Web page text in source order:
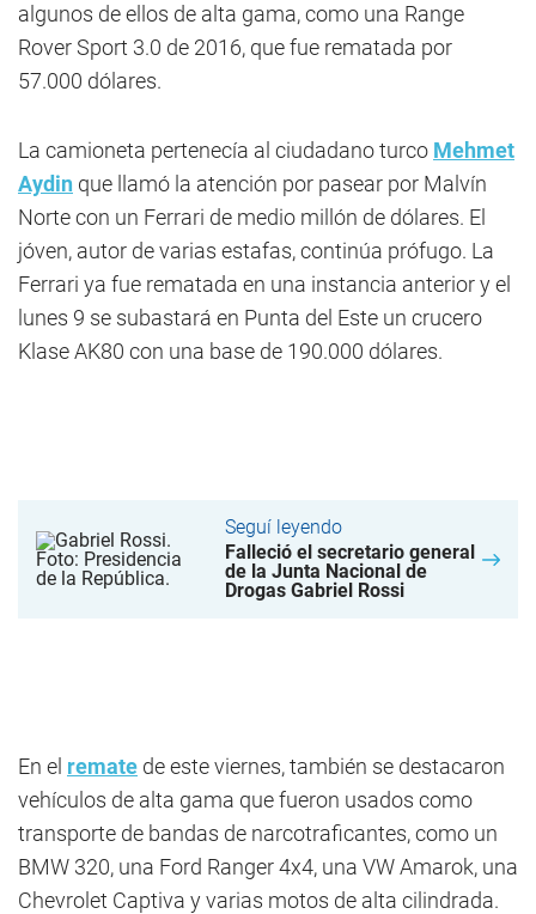
algunos de ellos de alta gama, como una Range
Rover Sport 3.0 de 2016, que fue rematada por
57.000 dólares.
La camioneta pertenecía al ciudadano turco Mehmet
Aydin que llamó la atención por pasear por Malvín
Norte con un Ferrari de medio millón de dólares. El
jóven, autor de varias estafas, continúa prófugo. La
Ferrari ya fue rematada en una instancia anterior y el
lunes 9 se subastará en Punta del Este un crucero
Klase AK80 con una base de 190.000 dólares.
Seguí leyendo
Falleció el secretario general
de la Junta Nacional de
Drogas Gabriel Rossi
En el remate de este viernes, también se destacaron
vehículos de alta gama que fueron usados como
transporte de bandas de narcotraficantes, como un
BMW 320, una Ford Ranger 4x4, una VW Amarok, una
Chevrolet Captiva y varias motos de alta cilindrada.